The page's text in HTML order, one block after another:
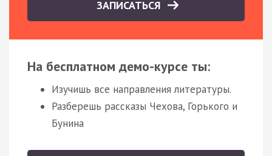
ЗАПИСАТЬСЯ
На бесплатном демо-курсе ты:
Изучишь все направления литературы.
Разберешь рассказы Чехова, Горького и
Бунина